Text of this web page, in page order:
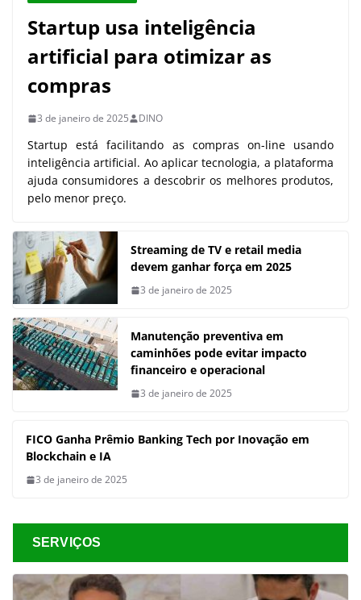
Startup usa inteligência
artificial para otimizar as
compras
3 de janeiro de 2025 DINO
Startup está facilitando as compras on-line usando
inteligência artificial. Ao aplicar tecnologia, a plataforma
ajuda consumidores a descobrir os melhores produtos,
pelo menor preço.
Streaming de TV e retail media
devem ganhar força em 2025
3 de janeiro de 2025
Manutenção preventiva em
caminhões pode evitar impacto
financeiro e operacional
3 de janeiro de 2025
FICO Ganha Prêmio Banking Tech por Inovação em
Blockchain e IA
3 de janeiro de 2025
SERVIÇOS